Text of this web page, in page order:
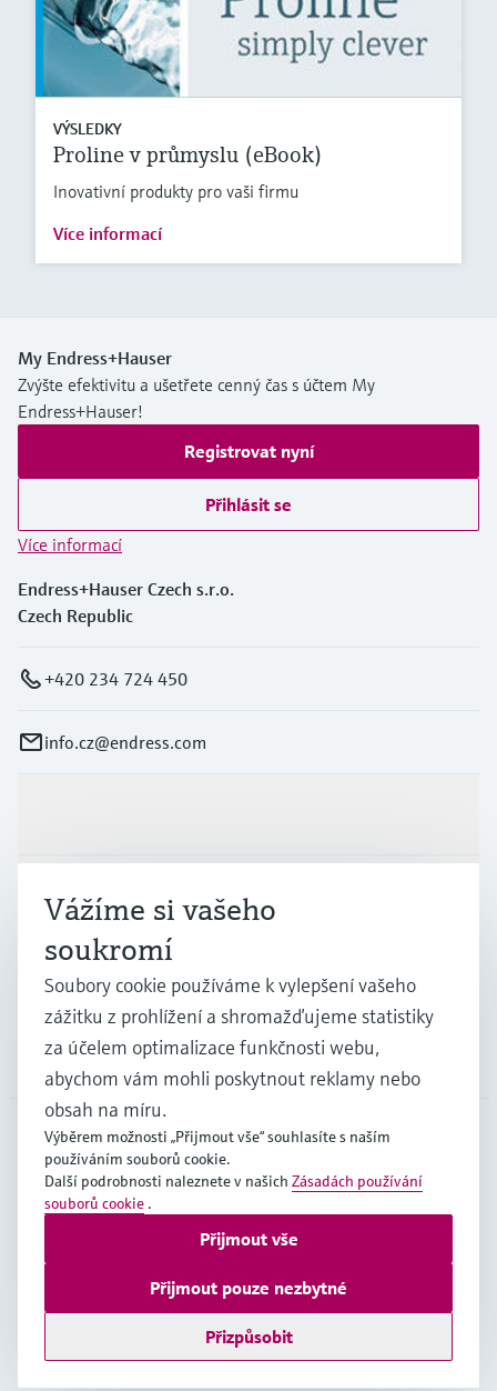
VÝSLEDKY
Proline v průmyslu (eBook)
Inovativní produkty pro vaši firmu
Více informací
My Endress+Hauser
Zvýšte efektivitu a ušetřete cenný čas s účtem My
Endress+Hauser!
Registrovat nyní
Přihlásit se
Více informací
Endress+Hauser Czech s.r.o.
Czech Republic
+420 234 724 450
info.cz@endress.com
Průmysl
Podpora
Společnost
CZE•čeština
Copyright © Endress+Hauser Group Services AG
Všeobecné obchodní podmínky
Vážíme si vašeho
soukromí
Soubory cookie používáme k vylepšení vašeho
zážitku z prohlížení a shromažďujeme statistiky
za účelem optimalizace funkčnosti webu,
abychom vám mohli poskytnout reklamy nebo
obsah na míru.
Výběrem možnosti „Přijmout vše“ souhlasíte s naším
používáním souborů cookie.
Další podrobnosti naleznete v našich Zásadách používání
souborů cookie .
Přizpůsobit
Přijmout pouze nezbytné
Přijmout vše